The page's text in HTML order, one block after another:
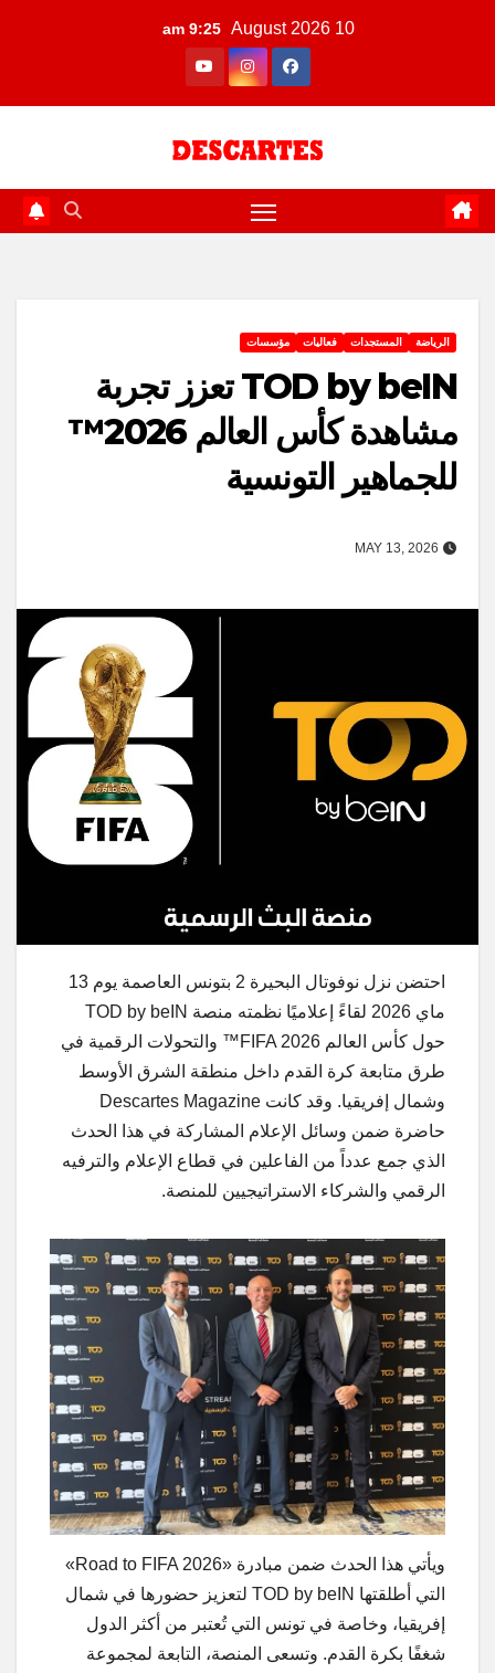
10 August 2026
9:25 am
الرياضة المستجدات فعاليات مؤسسات
TOD by beIN تعزز تجربة
مشاهدة كأس العالم 2026™
للجماهير التونسية
MAY 13, 2026
احتضن نزل نوفوتال البحيرة 2 بتونس العاصمة يوم 13
ماي 2026 لقاءً إعلاميًا نظمته منصة TOD by beIN
حول كأس العالم FIFA 2026™ والتحولات الرقمية في
طرق متابعة كرة القدم داخل منطقة الشرق الأوسط
وشمال إفريقيا. وقد كانت Descartes Magazine
حاضرة ضمن وسائل الإعلام المشاركة في هذا الحدث
الذي جمع عدداً من الفاعلين في قطاع الإعلام والترفيه
الرقمي والشركاء الاستراتيجيين للمنصة.
ويأتي هذا الحدث ضمن مبادرة «Road to FIFA 2026»
التي أطلقتها TOD by beIN لتعزيز حضورها في شمال
إفريقيا، وخاصة في تونس التي تُعتبر من أكثر الدول
شغفًا بكرة القدم. وتسعى المنصة، التابعة لمجموعة